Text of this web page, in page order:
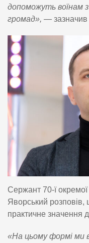
допоможуть воїнам
громад», — зазначив
Сержант 70-ї
Яворський
практичне значення
«На цьому формі ми